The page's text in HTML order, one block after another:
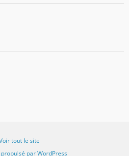
tout le site
par WordPress